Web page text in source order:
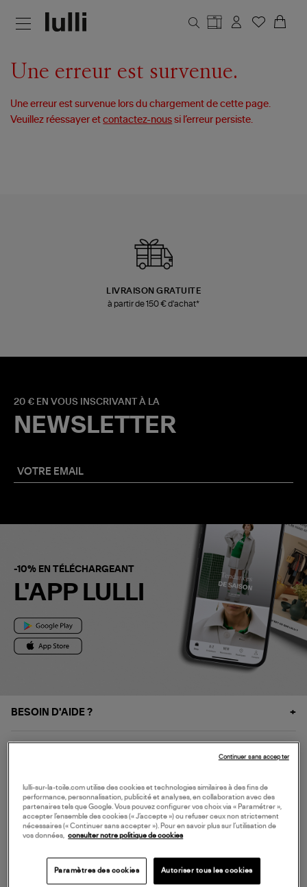
Une erreur est survenue.
Une erreur est survenue lors du chargement de cette page.
Veuillez réessayer etcontactez-nous si l’erreur persiste.
LIVRAISON GRATUITE
à partir de 150 € d'achat*
20 € EN VOUS INSCRIVANT À LA
NEWSLETTER
-10% EN TÉLÉCHARGEANT
L'APP LULLI
BESOIN D'AIDE ?
NOS SERVICES
SERVICE CLIENT
MODE DE PAIEMENT
lulli-sur-la-toile.com utilise des cookies et technologies similaires à des fins de
performance, personnalisation, publicité et analyses, en collaboration avec des
partenaires tels que Google. Vous pouvez configurer vos choix via « Paramétrer »,
accepter l’ensemble des cookies (« J’accepte ») ou refuser ceux non strictement
nécessaires (« Continuer sans accepter »). Pour en savoir plus sur l’utilisation de
vos données,
consulter notre politique de cookies
Paramètres des cookies Autoriser tous les cookies
Continuer sans accepter